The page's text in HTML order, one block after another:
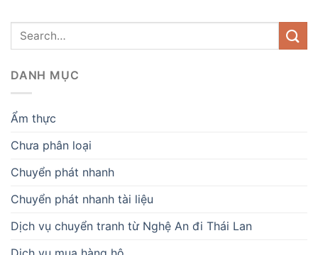
DANH MỤC
Ẩm thực
Chưa phân loại
Chuyển phát nhanh
Chuyển phát nhanh tài liệu
Dịch vụ chuyển tranh từ Nghệ An đi Thái Lan